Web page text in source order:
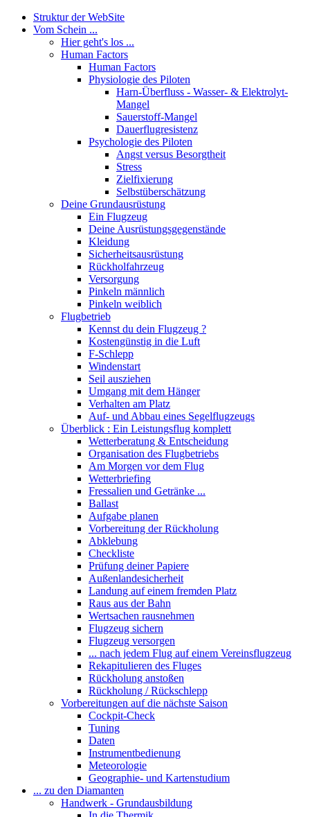
Struktur der WebSite
Vom Schein ...
Hier geht's los ...
Human Factors
Human Factors
Physiologie des Piloten
Harn-Überfluss - Wasser- & Elektrolyt-
Mangel
Sauerstoff-Mangel
Dauerflugresistenz
Psychologie des Piloten
Angst versus Besorgtheit
Stress
Zielfixierung
Selbstüberschätzung
Deine Grundausrüstung
Ein Flugzeug
Deine Ausrüstungsgegenstände
Kleidung
Sicherheitsausrüstung
Rückholfahrzeug
Versorgung
Pinkeln männlich
Pinkeln weiblich
Flugbetrieb
Kennst du dein Flugzeug ?
Kostengünstig in die Luft
F-Schlepp
Windenstart
Seil ausziehen
Umgang mit dem Hänger
Verhalten am Platz
Auf- und Abbau eines Segelflugzeugs
Überblick : Ein Leistungsflug komplett
Wetterberatung & Entscheidung
Organisation des Flugbetriebs
Am Morgen vor dem Flug
Wetterbriefing
Fressalien und Getränke ...
Ballast
Aufgabe planen
Vorbereitung der Rückholung
Abklebung
Checkliste
Prüfung deiner Papiere
Außenlandesicherheit
Landung auf einem fremden Platz
Raus aus der Bahn
Wertsachen rausnehmen
Flugzeug sichern
Flugzeug versorgen
... nach jedem Flug auf einem Vereinsflugzeug
Rekapitulieren des Fluges
Rückholung anstoßen
Rückholung / Rückschlepp
Vorbereitungen auf die nächste Saison
Cockpit-Check
Tuning
Daten
Instrumentbedienung
Meteorologie
Geographie- und Kartenstudium
... zu den Diamanten
Handwerk - Grundausbildung